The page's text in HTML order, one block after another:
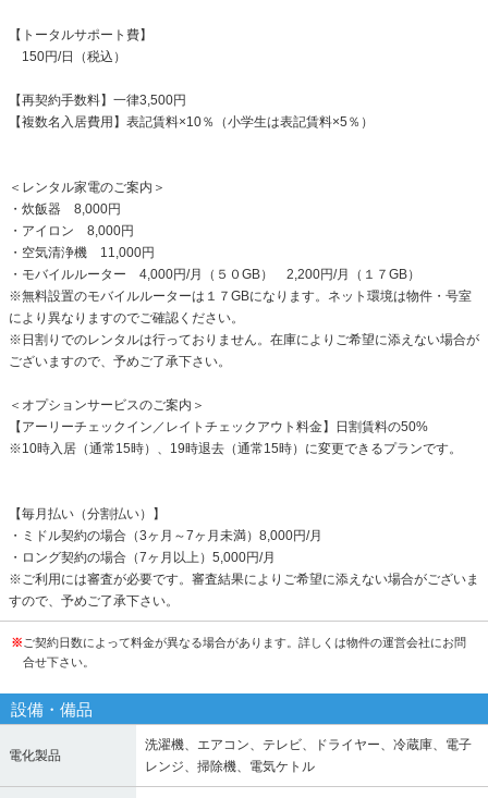
【トータルサポート費】
150円/日（税込）
【再契約手数料】一律3,500円
【複数名入居費用】表記賃料×10％（小学生は表記賃料×5％）
＜レンタル家電のご案内＞
・炊飯器 8,000円
・アイロン 8,000円
・空気清浄機 11,000円
・モバイルルーター 4,000円/月（５０GB） 2,200円/月（１７GB）
※無料設置のモバイルルーターは１７GBになります。ネット環境は物件・号室
により異なりますのでご確認ください。
※日割りでのレンタルは行っておりません。在庫によりご希望に添えない場合が
ございますので、予めご了承下さい。
＜オプションサービスのご案内＞
【アーリーチェックイン／レイトチェックアウト料金】日割賃料の50%
※10時入居（通常15時）、19時退去（通常15時）に変更できるプランです。
【毎月払い（分割払い）】
・ミドル契約の場合（3ヶ月～7ヶ月未満）8,000円/月
・ロング契約の場合（7ヶ月以上）5,000円/月
※ご利用には審査が必要です。審査結果によりご希望に添えない場合がございま
すので、予めご了承下さい。
※ ご契約日数によって料金が異なる場合があります。詳しくは物件の運営会社にお問
合せ下さい。
設備・備品
電化製品
洗濯機、エアコン、テレビ、ドライヤー、冷蔵庫、電子
レンジ、掃除機、電気ケトル